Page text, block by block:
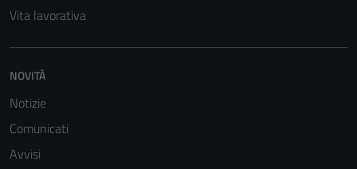
Vita lavorativa
NOVITÀ
Notizie
Comunicati
Avvisi